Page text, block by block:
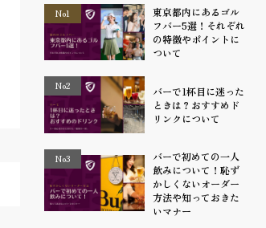
No1
東京都内にあるゴル
フバー5選！それぞれ
の特徴やポイントに
ついて
No2
バーで1杯目に迷った
ときは？おすすめド
リンクについて
No3
バーで初めての一人
飲みについて！恥ず
かしくないオーダー
方法や知っておきた
いマナー